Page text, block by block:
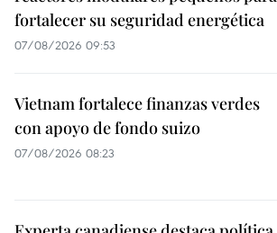
fortalecer su seguridad energética
07/08/2026 09:53
Vietnam fortalece finanzas verdes
con apoyo de fondo suizo
07/08/2026 08:23